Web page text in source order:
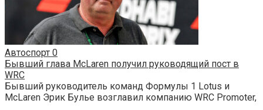
Автоспорт 0
Бывший глава McLaren получил руководящий пост в
WRC
Бывший руководитель команд Формулы 1 Lotus и
McLaren Эрик Булье возглавил компанию WRC Promoter,